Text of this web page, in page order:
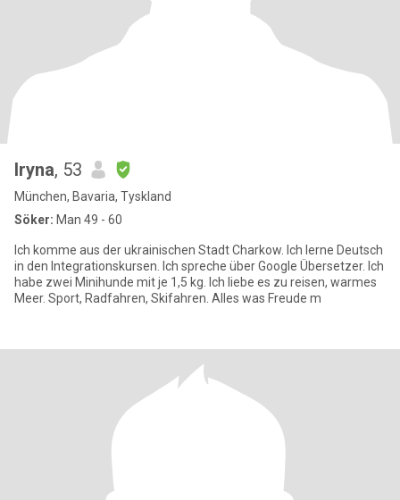
Iryna, 53
München, Bavaria, Tyskland
Söker: Man 49 - 60
Ich komme aus der ukrainischen Stadt Charkow. Ich lerne Deutsch
in den Integrationskursen. Ich spreche über Google Übersetzer. Ich
habe zwei Minihunde mit je 1,5 kg. Ich liebe es zu reisen, warmes
Meer. Sport, Radfahren, Skifahren. Alles was Freude m